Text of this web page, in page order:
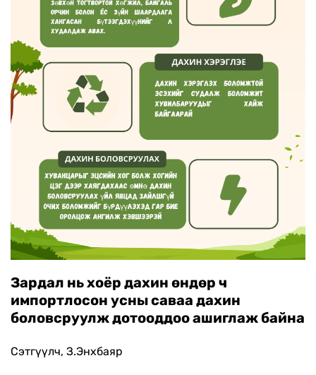
Зардал нь хоёр дахин өндөр ч
импортлосон усны саваа дахин
боловсруулж дотооддоо ашиглаж байна
Сэтгүүлч, З.Энхбаяр